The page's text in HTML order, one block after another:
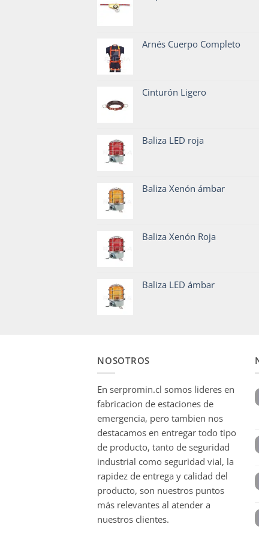
Arnés Cuerpo Completo
Cinturón Ligero
Baliza LED roja
Baliza Xenón ámbar
Baliza Xenón Roja
Baliza LED ámbar
NOSOTROS
En serpromin.cl somos lideres en
fabricacion de estaciones de
emergencia, pero tambien nos
destacamos en entregar todo tipo
de producto, tanto de seguridad
industrial como seguridad vial, la
rapidez de entrega y calidad del
producto, son nuestros puntos
más relevantes al atender a
nuestros clientes.